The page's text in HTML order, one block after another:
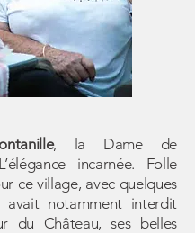
, la Dame de
incarnée. Folle
ce village, avec quelques
avait notamment interdit
du Château, ses belles